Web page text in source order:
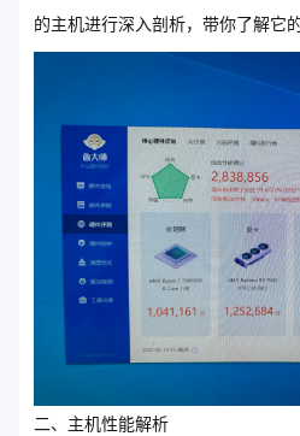
的主机进行深入剖析，带你了解它
二、主机性能解析